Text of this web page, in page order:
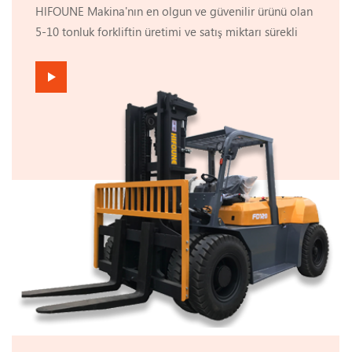
farkındalığını artırır can ve mal güvenliğinin
korunmasıdır.
HlFOUNE Makina'nın en olgun ve güvenilir ürünü olan
5-10 tonluk forkliftin üretimi ve satış miktarı sürekli
rağmen hala müşterilerimizi aktif olarak dinliyor ve
sürekli iyileştirmeler yapıyoruz. Geçtiğimiz 2 yılda
ürünlerimizde irili ufaklı 45 iyileştirme birikti. Tüm
müşterilerimizin görüşlerini, alın terimizi ve
bilgeliğimizi bu forklifte koyuyoruz. HlFOUNE
Machinery, yalnızca ürünün benzersiz güvenilirliğini ve
dayanıklılığını korumakla kalmıyor, aynı zamanda
çalışma verimliliğini ve çalışma konforunu da sürekli
olarak geliştiriyor. Ek gürültü azaltma cihazı, sürekli
iyileştirilen fren ve gaz pedalı hassasiyeti ve
benimsenen arka aks yumuşak bağlantı yapısının
tümü, çalışma konforunu sürekli olarak iyileştirmeye
yöneliktir. Mevcut direk sistemi de büyük ölçüde
iyileştirildi, kaldırma hızı daha da iyileştirildi ve